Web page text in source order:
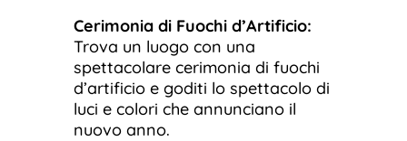
Cerimonia di Fuochi d’Artificio:
Trova un luogo con una
spettacolare cerimonia di fuochi
d’artificio e goditi lo spettacolo di
luci e colori che annunciano il
nuovo anno.